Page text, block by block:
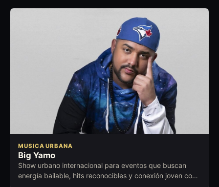
MUSICA URBANA
Big Yamo
Show urbano internacional para eventos que buscan
energía bailable, hits reconocibles y conexión joven con